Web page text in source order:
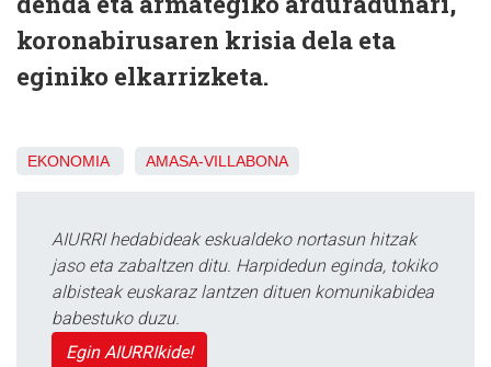
koronabirusaren krisia dela eta
eginiko elkarrizketa.
EKONOMIA AMASA-VILLABONA
AIURRI hedabideak eskualdeko nortasun hitzak
jaso eta zabaltzen ditu. Harpidedun eginda, tokiko
albisteak euskaraz lantzen dituen komunikabidea
babestuko duzu.
Egin AIURRIkide!